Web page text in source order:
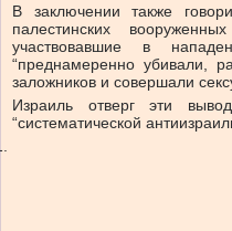
В заключении также
палестинских
участвовавшие в
“преднамеренно убивали,
заложников и совершали
Израиль отверг эти
“систематической